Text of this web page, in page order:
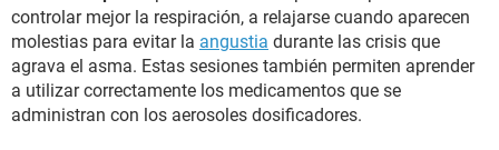
controlar mejor la respiración, a relajarse cuando aparecen
molestias para evitar la angustia durante las crisis que
agrava el asma. Estas sesiones también permiten aprender
a utilizar correctamente los medicamentos que se
administran con los aerosoles dosificadores.